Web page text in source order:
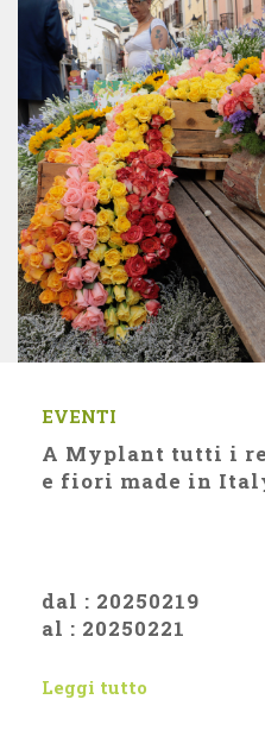
EVENTI
A Myplant tutti i
e fiori made in
dal : 20250219
al : 20250221
Leggi tutto